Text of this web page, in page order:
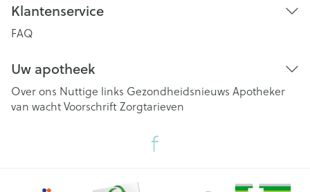
Klantenservice
FAQ
Uw apotheek
Over ons Nuttige links Gezondheidsnieuws Apotheker
van wachtVoorschriftZorgtarieven